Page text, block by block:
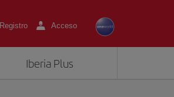
Registro Acceso
Iberia Plus